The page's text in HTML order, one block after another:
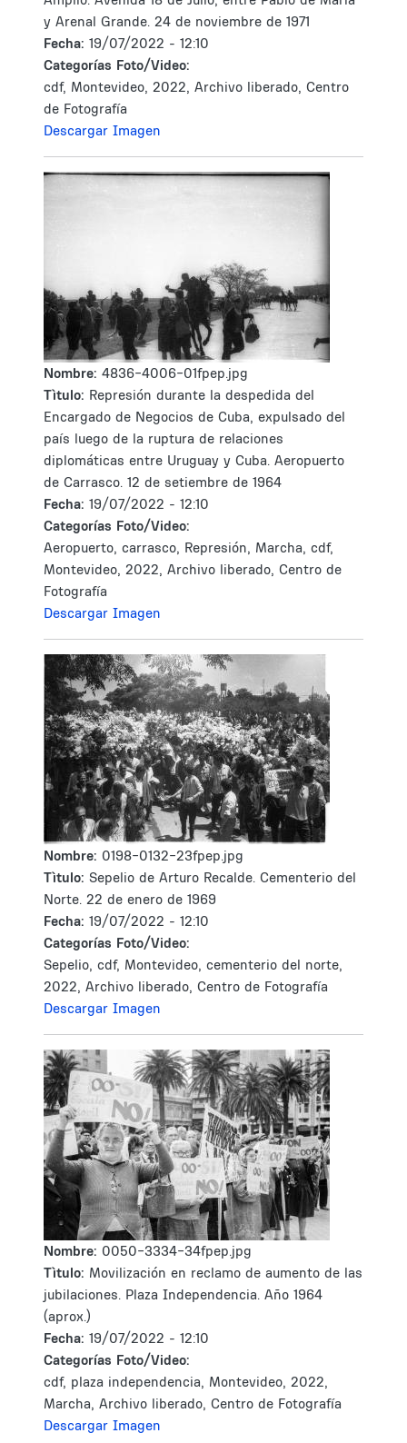
y Arenal Grande. 24 de noviembre de 1971
Fecha: 19/07/2022 - 12:10
Categorías Foto/Video:
cdf, Montevideo, 2022, Archivo liberado, Centro
de Fotografía
Descargar Imagen
Nombre: 4836-4006-01fpep.jpg
Tìtulo: Represión durante la despedida del
Encargado de Negocios de Cuba, expulsado del
país luego de la ruptura de relaciones
diplomáticas entre Uruguay y Cuba. Aeropuerto
de Carrasco. 12 de setiembre de 1964
Fecha: 19/07/2022 - 12:10
Categorías Foto/Video:
Aeropuerto, carrasco, Represión, Marcha, cdf,
Montevideo, 2022, Archivo liberado, Centro de
Fotografía
Descargar Imagen
Nombre: 0198-0132-23fpep.jpg
Tìtulo: Sepelio de Arturo Recalde. Cementerio del
Norte. 22 de enero de 1969
Fecha: 19/07/2022 - 12:10
Categorías Foto/Video:
Sepelio, cdf, Montevideo, cementerio del norte,
2022, Archivo liberado, Centro de Fotografía
Descargar Imagen
Nombre: 0050-3334-34fpep.jpg
Tìtulo: Movilización en reclamo de aumento de las
jubilaciones. Plaza Independencia. Año 1964
(aprox.)
Fecha: 19/07/2022 - 12:10
Categorías Foto/Video:
cdf, plaza independencia, Montevideo, 2022,
Marcha, Archivo liberado, Centro de Fotografía
Descargar Imagen